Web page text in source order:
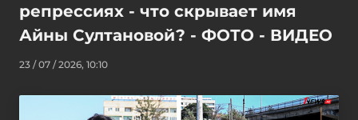
репрессиях - что скрывает имя
Айны Султановой? - ФОТО - ВИДЕО
23 / 07 / 2026, 10:10